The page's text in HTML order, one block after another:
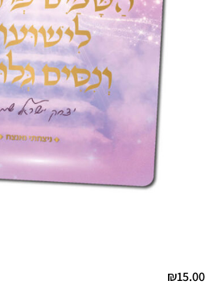
₪15.00